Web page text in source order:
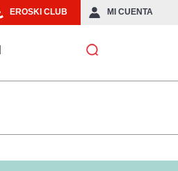
EROSKI CLUB MI CUENTA